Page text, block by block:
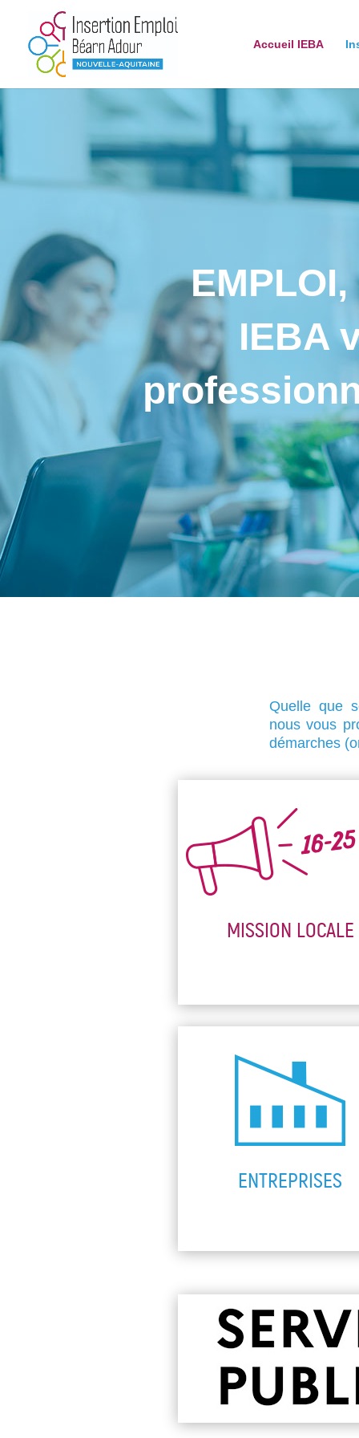
Accueil IEBA
EMPLOI,
IEBA
Quelle que
nous vous
démarches
MISSION LOCALE
ENTREPRISES